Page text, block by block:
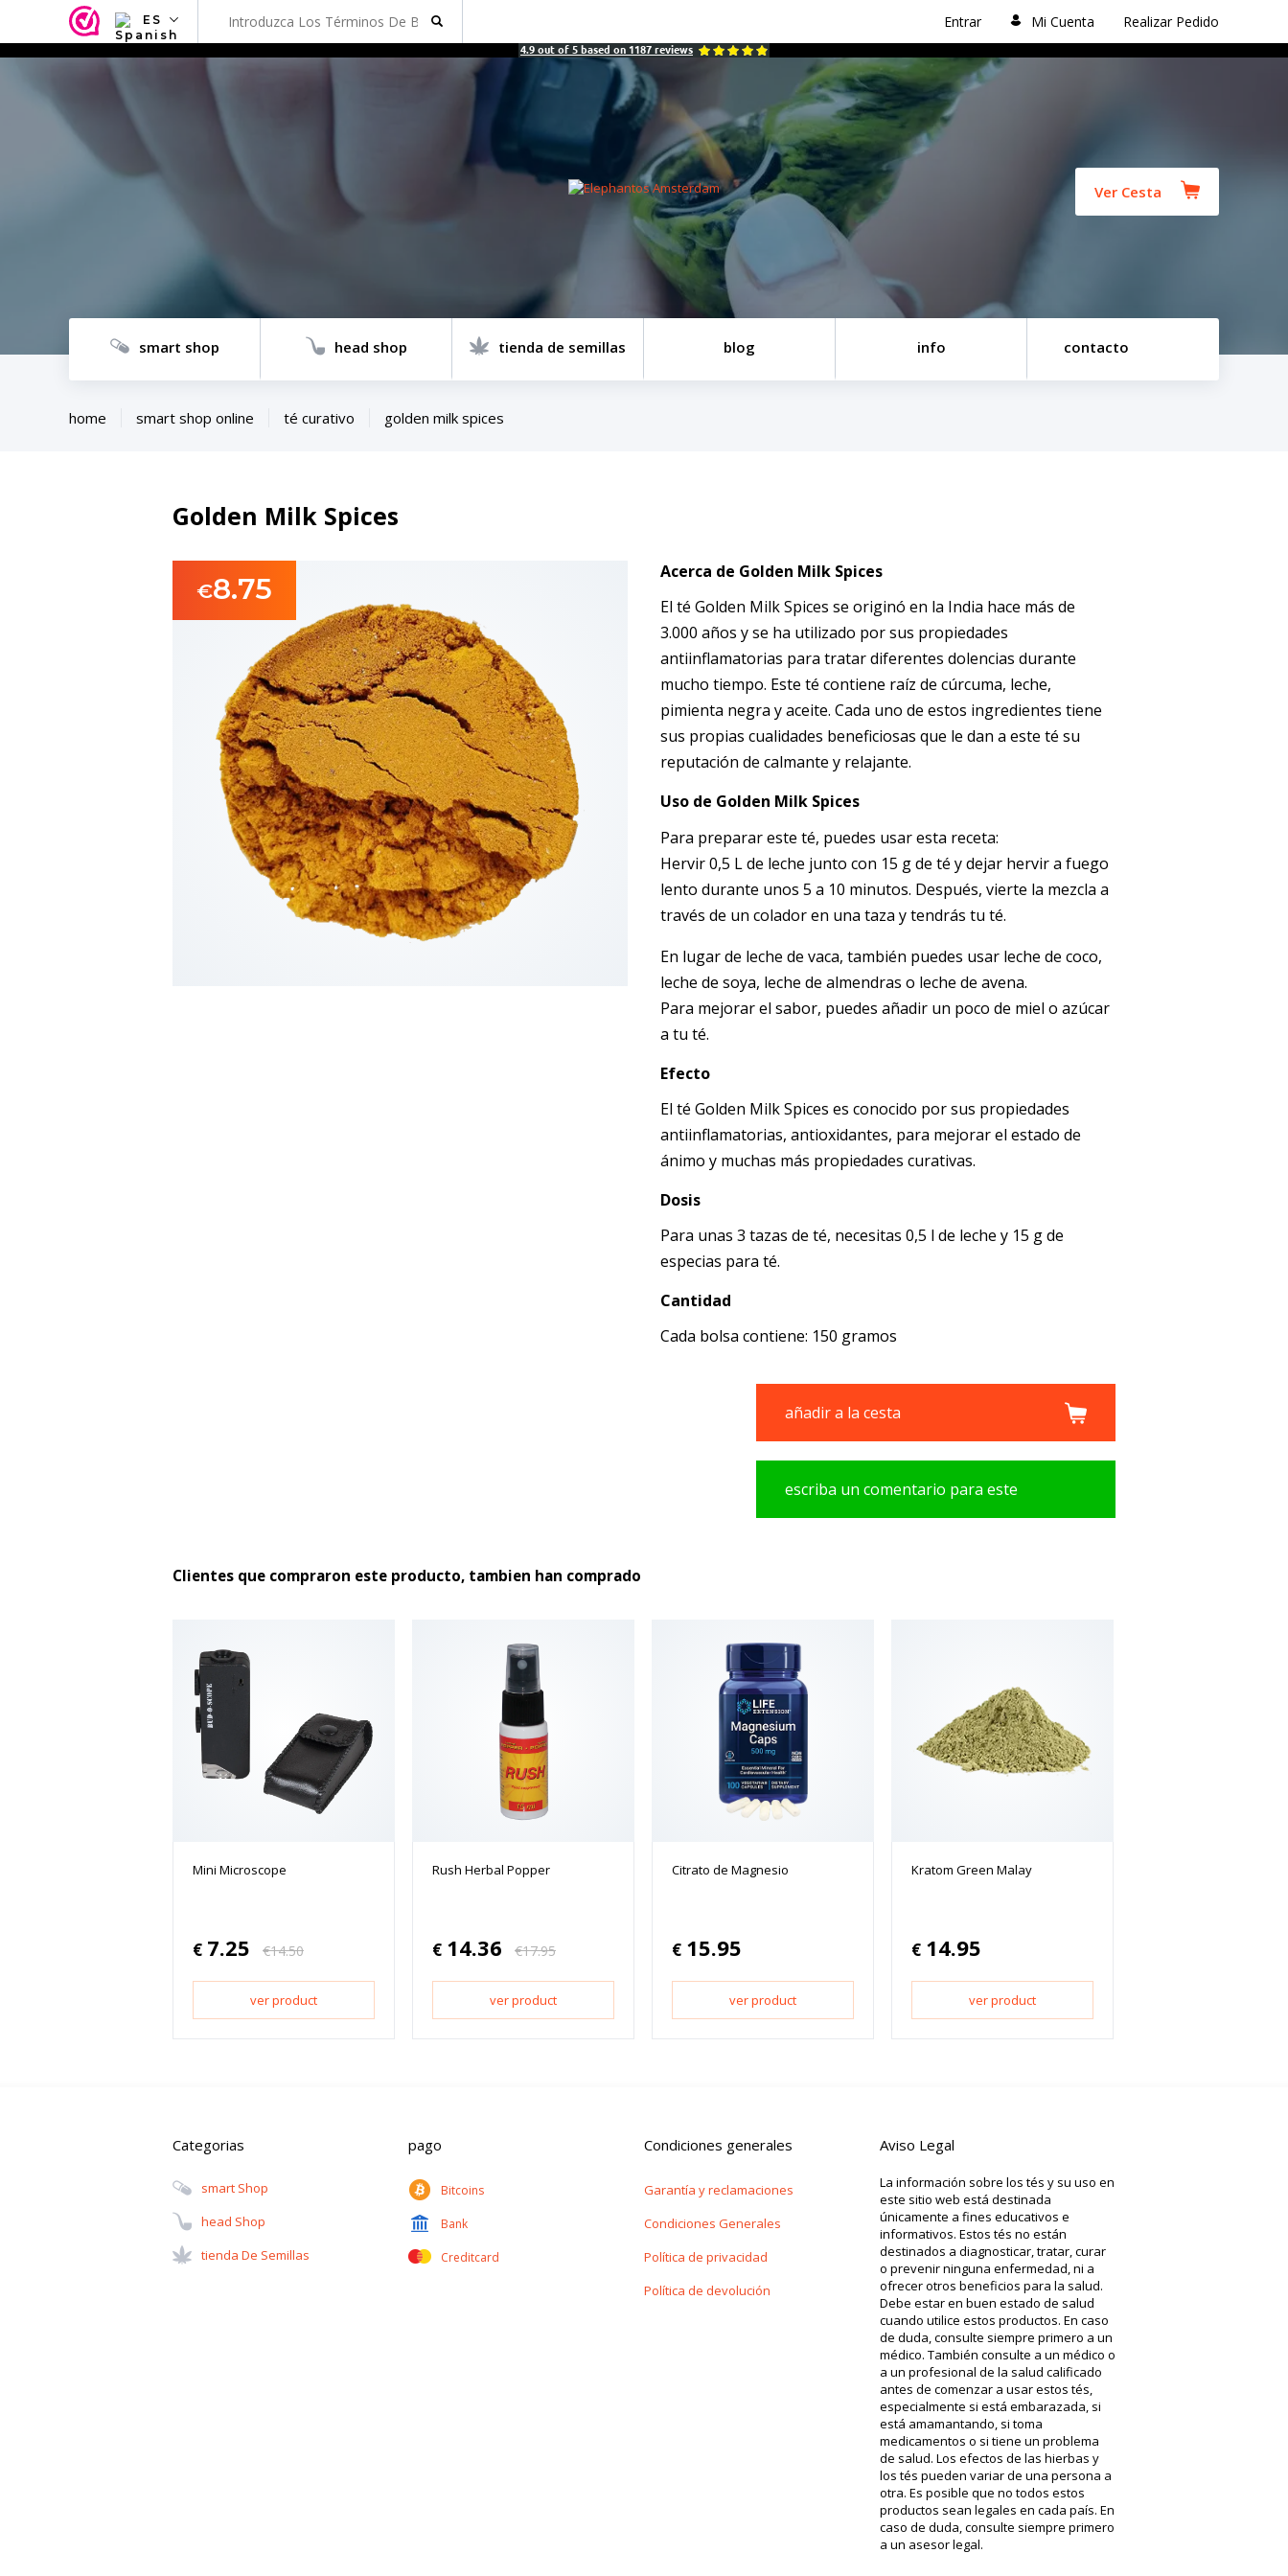
ES Entrar Mi Cuenta Realizar Pedido
4.9 out of 5 based on 1187 reviews
Ver Cesta
smart shop head shop tienda de semillas blog info contacto
home smart shop online té curativo golden milk spices
Golden Milk Spices
€8.75
Acerca de Golden Milk Spices
El té Golden Milk Spices se originó en la India hace más de
3.000 años y se ha utilizado por sus propiedades
antiinflamatorias para tratar diferentes dolencias durante
mucho tiempo. Este té contiene raíz de cúrcuma, leche,
pimienta negra y aceite. Cada uno de estos ingredientes tiene
sus propias cualidades beneficiosas que le dan a este té su
reputación de calmante y relajante.
Uso de Golden Milk Spices
Para preparar este té, puedes usar esta receta:
Hervir 0,5 L de leche junto con 15 g de té y dejar hervir a fuego
lento durante unos 5 a 10 minutos. Después, vierte la mezcla a
través de un colador en una taza y tendrás tu té.
En lugar de leche de vaca, también puedes usar leche de coco,
leche de soya, leche de almendras o leche de avena.
Para mejorar el sabor, puedes añadir un poco de miel o azúcar
a tu té.
Efecto
El té Golden Milk Spices es conocido por sus propiedades
antiinflamatorias, antioxidantes, para mejorar el estado de
ánimo y muchas más propiedades curativas.
Dosis
Para unas 3 tazas de té, necesitas 0,5 l de leche y 15 g de
especias para té.
Cantidad
Cada bolsa contiene: 150 gramos
añadir a la cesta
escriba un comentario para este
Clientes que compraron este producto, tambien han comprado
Mini Microscope
€ 7.25 €14.50
ver product
Rush Herbal Popper
€ 14.36 €17.95
ver product
Citrato de Magnesio
€ 15.95
ver product
Kratom Green Malay
€ 14.95
ver product
Categorias
Smart Shop
Head Shop
Tienda De Semillas
pago
Bitcoins
Bank
Creditcard
Condiciones generales
Garantía y reclamaciones
Condiciones Generales
Política de privacidad
Política de devolución
Aviso Legal
La información sobre los tés y su uso en
este sitio web está destinada
únicamente a fines educativos e
informativos. Estos tés no están
destinados a diagnosticar, tratar, curar
o prevenir ninguna enfermedad, ni a
ofrecer otros beneficios para la salud.
Debe estar en buen estado de salud
cuando utilice estos productos. En caso
de duda, consulte siempre primero a un
médico. También consulte a un médico o
a un profesional de la salud calificado
antes de comenzar a usar estos tés,
especialmente si está embarazada, si
está amamantando, si toma
medicamentos o si tiene un problema
de salud. Los efectos de las hierbas y
los tés pueden variar de una persona a
otra. Es posible que no todos estos
productos sean legales en cada país. En
caso de duda, consulte siempre primero
a un asesor legal.